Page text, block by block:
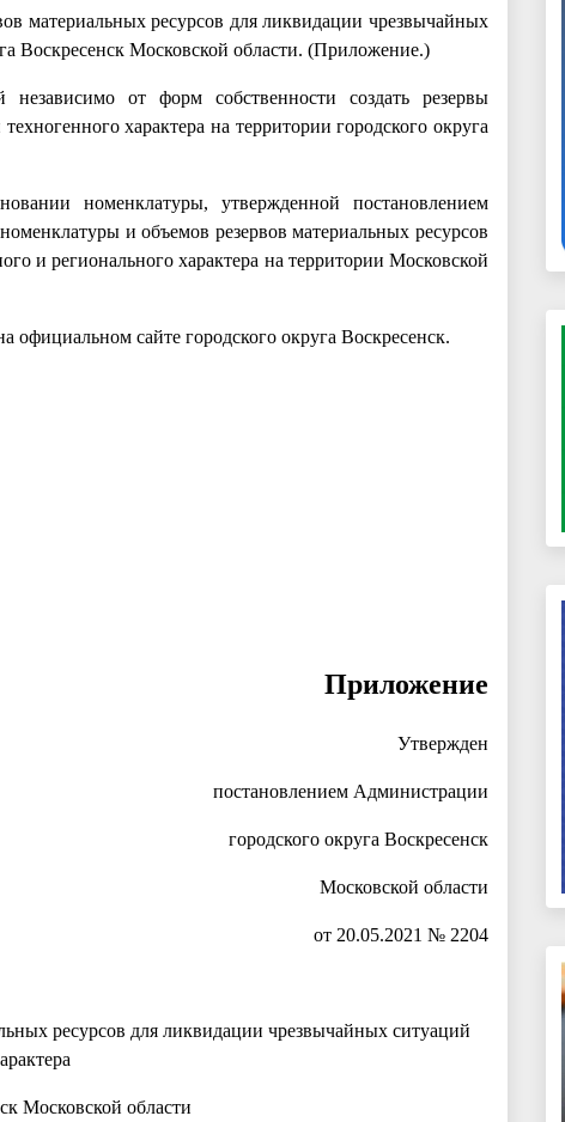
материальных ресурсов для ликвидации чрезвычайных
Воскресенск Московской области. (Приложение.)
от форм собственности создать резервы
характера на территории городского округа
номенклатуры, утвержденной постановлением
и объемов резервов материальных ресурсов
и регионального характера на территории Московской
официальном сайте городского округа Воскресенск.
Приложение
Утвержден
постановлением Администрации
городского округа Воскресенск
Московской области
от 20.05.2021 № 2204
ресурсов для ликвидации чрезвычайных ситуаций
Московской области